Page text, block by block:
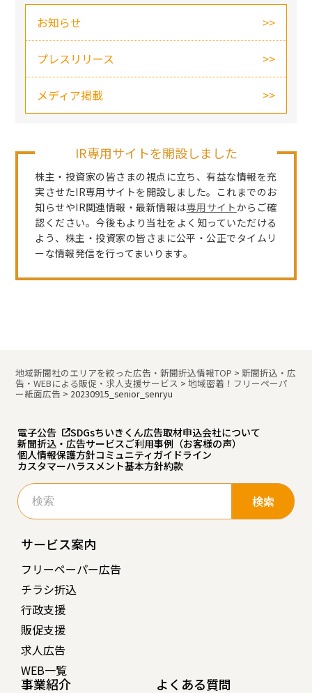
お知らせ
プレスリリース
メディア掲載
IR専用サイトを開設しました
株主・投資家の皆さまの視点に立ち、有益な情報を充
実させたIR専用サイトを開設しました。これまでのお
知らせやIR関連情報・最新情報は専用サイトからご確
認ください。今後もより当社をよく知っていただける
よう、株主・投資家の皆さまに公平・公正でタイムリ
ーな情報発信を行ってまいります。
地域新聞社のエリアを絞った広告・新聞折込情報TOP >新聞折込・広
告・WEBによる販促・求人支援サービス >地域密着！フリーペーパ
ー紙面広告 >20230915_senior_senryu
電子公告 SDGsちいきくん広告取材申込会社について
新聞折込・広告サービスご利用事例（お客様の声）
個人情報保護方針コミュニティガイドライン
カスタマーハラスメント基本方針約款
検
索:
サービス案内
フリーペーパー広告
チラシ折込
行政支援
販促支援
求人広告
WEB一覧
事業紹介 よくある質問